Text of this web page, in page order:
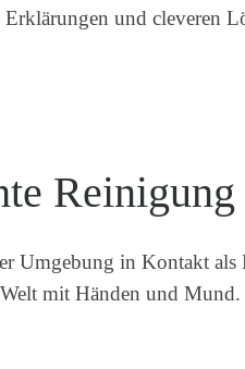
und cleveren
in Kontakt als
mit Händen und